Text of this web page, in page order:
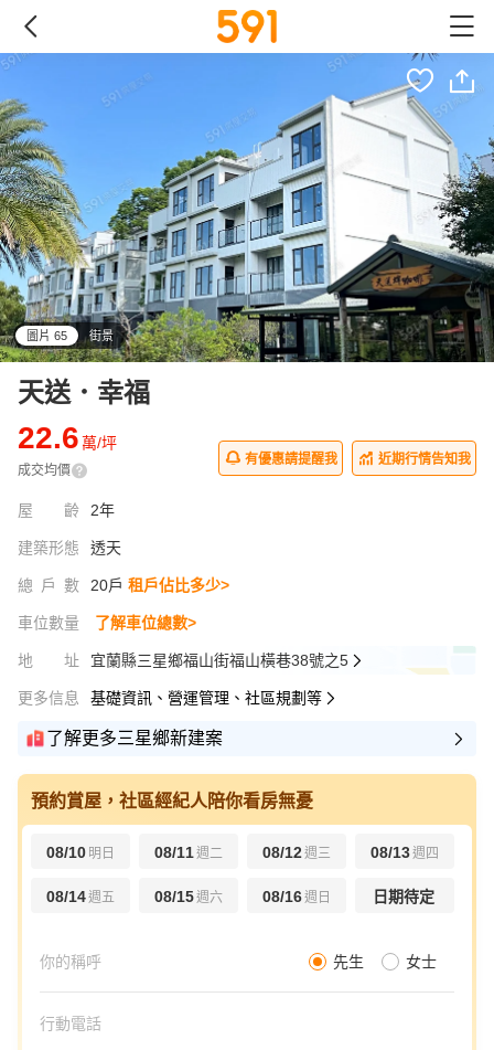
圖片 65 街景
天送．幸福
22.6萬/坪
成交均價
有優惠請提醒我 近期行情告知我
屋齡 2年
建築形態 透天
總戶數 20戶 租戶佔比多少>
車位數量 了解車位總數>
地址 宜蘭縣三星鄉福山街福山橫巷38號之5
更多信息 基礎資訊、營運管理、社區規劃等
了解更多三星鄉新建案
預約賞屋，社區經紀人陪你看房無憂
08/10 明日 08/11週二 08/12週三 08/13週四
08/14週五 08/15週六 08/16週日 日期待定
先生 女士